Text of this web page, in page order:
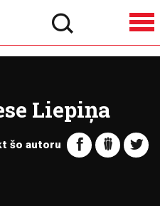
Liepiņa
šo autoru